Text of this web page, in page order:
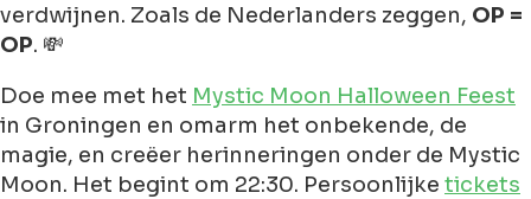
verdwijnen. Zoals de Nederlanders zeggen, OP =
OP. 💸
Doe mee met het Mystic Moon Halloween Feest
in Groningen en omarm het onbekende, de
magie, en creëer herinneringen onder de Mystic
Moon. Het begint om 22:30. Persoonlijke tickets